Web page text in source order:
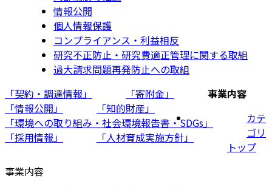
情報公開
個人情報保護
コンプライアンス・利益相反
研究不正防止・研究費適正管理に関する取組
過大請求問題再発防止への取組
「契約・調達情報」
「寄附金」
「情報公開」
「知的財産」
「環境への取り組み・社会環境報告書・SDGs」
「採用情報」
「人材育成実施方針」
事業内容
カテ
ゴリ
トップ
事業内容